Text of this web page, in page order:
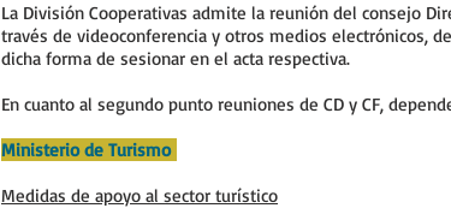
La División Cooperativas admite la reunión del consejo
través de videoconferencia y otros medios electrónicos,
dicha forma de sesionar en el acta respectiva.
En cuanto al segundo punto reuniones de CD y CF,
Ministerio de Turismo
Medidas de apoyo al sector turístico